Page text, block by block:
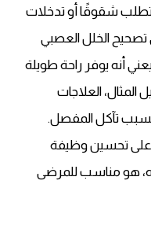
يتطلب شقوقًا أو تدخلات
تصحيح الخلل العصبي
أنه يوفر راحة طويلة
العلاجات
تسبب تآكل المفصل.
على تحسين وظيفة
هو مناسب للمرضى